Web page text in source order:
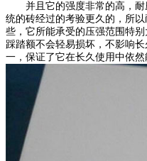
并且它的强度非常的高，耐
统的砖经过的考验更久的，所
些，它所能承受的压强范围特
踩踏额不会轻易损坏，不影响
一，保证了它在长久使用中依